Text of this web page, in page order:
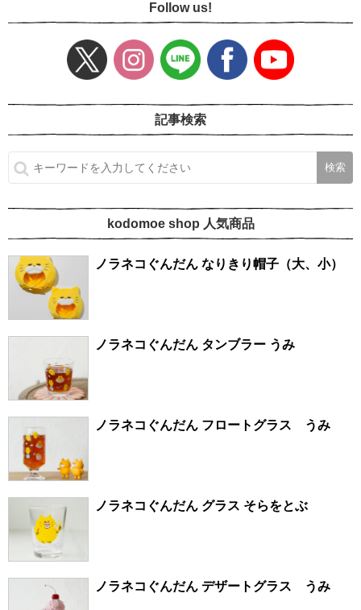
Follow us!
記事検索
kodomoe shop 人気商品
ノラネコぐんだん なりきり帽子（大、小）
ノラネコぐんだん タンブラー うみ
ノラネコぐんだん フロートグラス うみ
ノラネコぐんだん グラス そらをとぶ
ノラネコぐんだん デザートグラス うみ